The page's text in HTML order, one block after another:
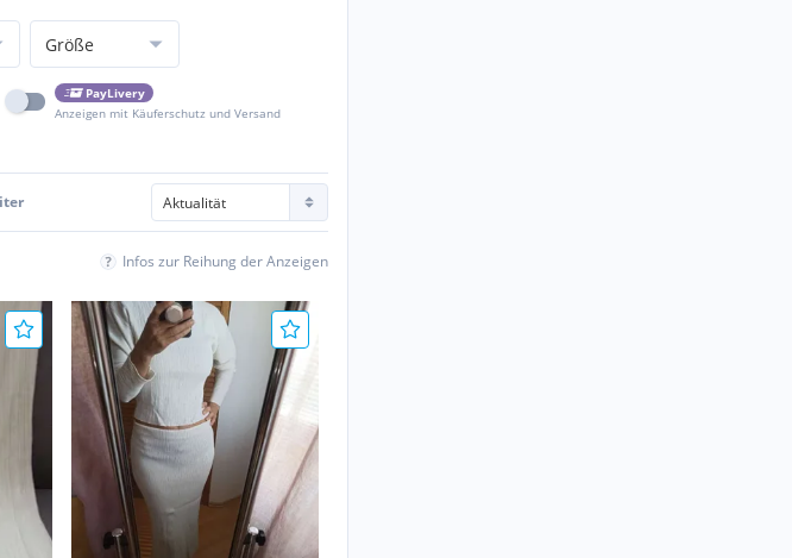
Größe
PayLivery
Anzeigen mit Käuferschutz und Versand
Infos zur Reihung der Anzeigen